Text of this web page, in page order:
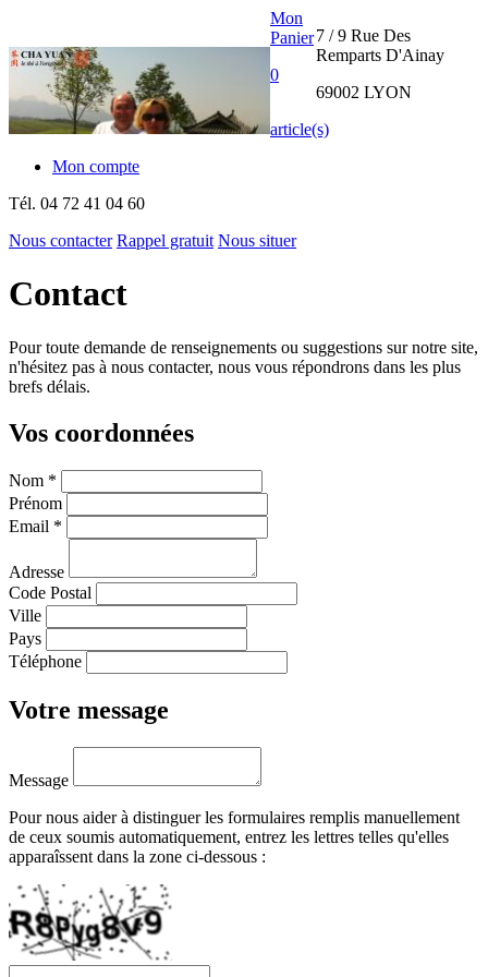
THE CHA
INTERNATIONAL
7 / 9 Rue Des
Remparts D'Ainay
69002 LYON
Mon
Panier
0
article(s)
Mon compte
Tél. 04 72 41 04 60
Nous contacter Rappel gratuit Nous situer
Contact
Pour toute demande de renseignements ou suggestions sur notre site,
n'hésitez pas à nous contacter, nous vous répondrons dans les plus
brefs délais.
Vos coordonnées
Nom *
Prénom
Email *
Adresse
Code Postal
Ville
Pays
Téléphone
Votre message
Message
Pour nous aider à distinguer les formulaires remplis manuellement
de ceux soumis automatiquement, entrez les lettres telles qu'elles
apparaîssent dans la zone ci-dessous :